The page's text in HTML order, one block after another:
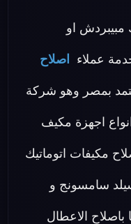
او
عملاء اصلاح
بمصر وهو شركة
اجهزة مكيف
مكيفات اتوماتيك
سامسونج و
باصلاح الاعطال